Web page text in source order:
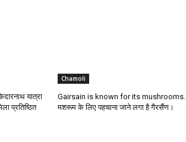
यात्रा
प्रतिष्ठित
Chamoli
Gairsain is known for its mushrooms.
मशरूम के लिए पहचाना जाने लगा है गैरसैंण।